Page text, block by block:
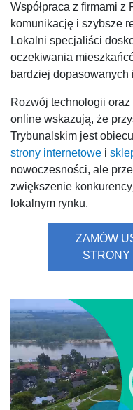
Współpraca z firmami z
komunikację i szybsze
Lokalni specjaliści
oczekiwania
bardziej dopasowanych
Rozwój technologii
online wskazują, że
Trybunalskim jest
strony internetowe i
nowoczesności, ale
zwiększenie
lokalnym rynku.
ZAMÓW
STRONY
Odtwarzacz
video